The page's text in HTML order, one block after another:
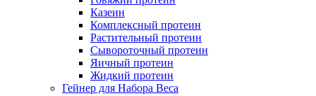
Казеин
Комплексный протеин
Растительный протеин
Сывороточный протеин
Яичный протеин
Жидкий протеин
Гейнер для Набора Веса